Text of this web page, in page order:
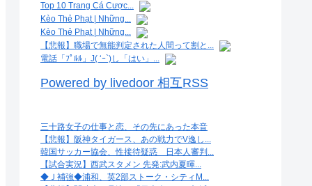
Top 10 Trang Cá Cược...
Kèo Thẻ Phạt | Những...
Kèo Thẻ Phạt | Những...
【悲報】職場で無能判定された人間って割と...
電話「ﾌﾟﾙﾙ」J( ‘ｰ`)し「はい」...
Powered by livedoor 相互RSS
三十路女子の仕事と恋、その先にあった本音
【悲報】阪神タイガース、あの戦力でV逸し...
韓国サッカー協会、性接待疑惑 日本人審判...
【試合実況】西武スタメン 先発:武内夏暉...
◆Ｊ補強◆浦和、英2部ストーク・シティM...